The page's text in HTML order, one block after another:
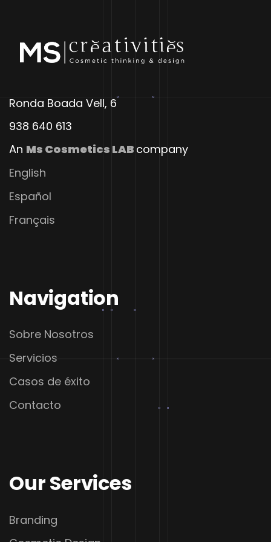
Ronda Boada Vell, 6
938 640 613
An Ms Cosmetics LAB company
English
Español
Français
Navigation
Sobre Nosotros
Servicios
Casos de éxito
Contacto
Our Services
Branding